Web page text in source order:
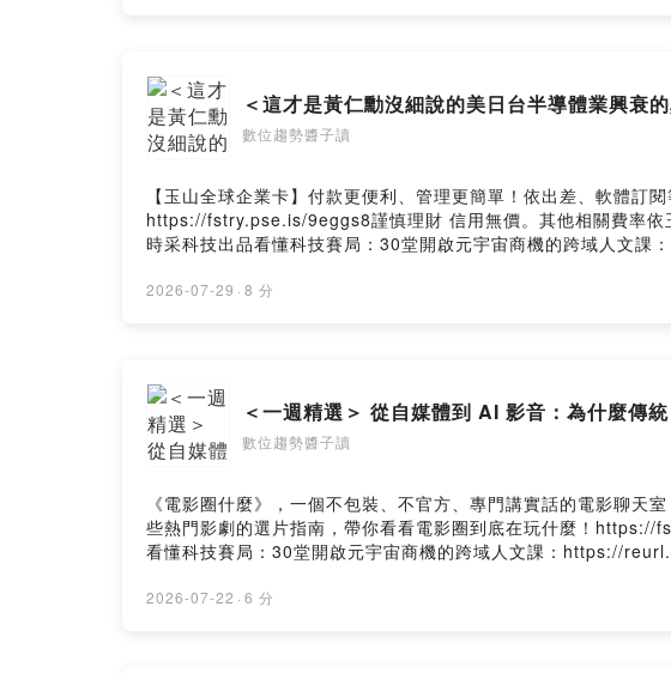
＜這才是黃仁勳沒細說的美日台半導體業興衰
數位趨勢醬子讀
【玉山全球企業卡】付款更便利、管理更簡單！依出差、軟體訂
https://fstry.pse.is/9eggs8謹慎理財 信用無價。其他相關費率
時采科技出品看懂科技賽局：30堂開啟元宇宙商機的跨域人文
留言告訴我你對這一集的想法： https://open.firstory.me/
2026-07-29 · 8 分
＜一週精選＞ 從自媒體到 AI 影音：為什麼傳
數位趨勢醬子讀
《電影圈什麼》，一個不包裝、不官方、專門講實話的電影聊天
些熱門影劇的選片指南，帶你看看電影圈到底在玩什麼！
看懂科技賽局：30堂開啟元宇宙商機的跨域人文課：https://
訴我你對這一集的想法： https://open.firstory.me/user/
2026-07-22 · 6 分